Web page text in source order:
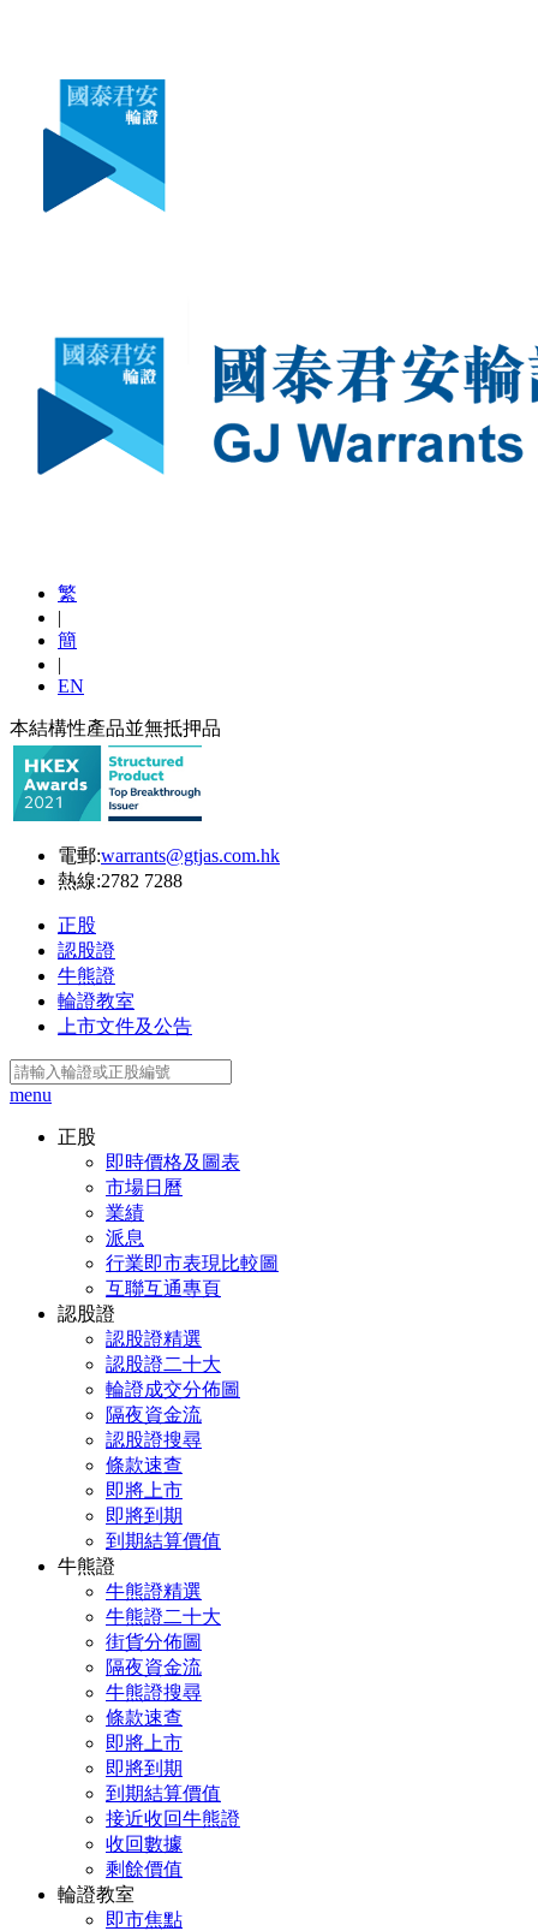
繁
|
簡
|
EN
本結構性產品並無抵押品
電郵:warrants@gtjas.com.hk
熱線:2782 7288
正股
認股證
牛熊證
輪證教室
上市文件及公告
menu
正股
即時價格及圖表
市場日曆
業績
派息
行業即市表現比較圖
互聯互通專頁
認股證
認股證精選
認股證二十大
輪證成交分佈圖
隔夜資金流
認股證搜尋
條款速查
即將上市
即將到期
到期結算價值
牛熊證
牛熊證精選
牛熊證二十大
街貨分佈圖
隔夜資金流
牛熊證搜尋
條款速查
即將上市
即將到期
到期結算價值
接近收回牛熊證
收回數據
剩餘價值
輪證教室
即市焦點